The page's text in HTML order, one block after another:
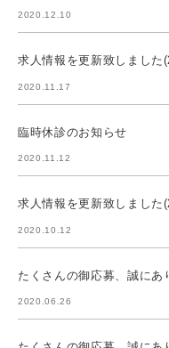
2020.12.10
求人情報を更新致しました
2020.11.17
臨時休診のお知らせ
2020.11.12
求人情報を更新致しました
2020.10.12
たくさんの御応募、誠にあ
2020.06.26